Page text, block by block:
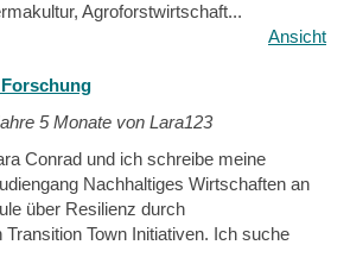
Agroforstwirtschaft...
Ansicht
5 Monate von Lara123
Conrad und ich schreibe meine
Nachhaltiges Wirtschaften an
über Resilienz durch
Town Initiativen. Ich suche